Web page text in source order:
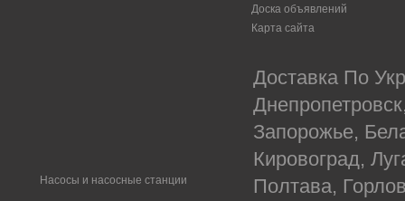
Доска объявлений
Карта сайта
Насосы и насосные станции
Доставка По
Запорожье,
Кировоград,
Полтава,